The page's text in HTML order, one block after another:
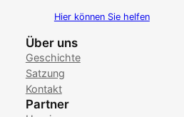
Hier können Sie helfen
Über uns
Geschichte
Satzung
Kontakt
Partner